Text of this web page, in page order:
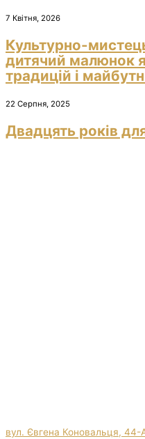
7 Квітня, 2026
Культурно-
дитячий малюнок
традицій і
22 Серпня, 2025
Двадцять років
вул. Євгена Коновальця, 44-